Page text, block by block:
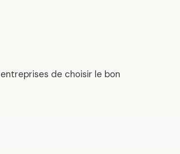
de choisir le bon